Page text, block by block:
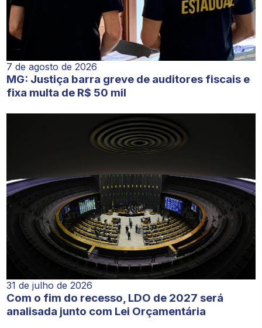
7 de agosto de 2026
MG: Justiça barra greve de auditores fiscais e
fixa multa de R$ 50 mil
31 de julho de 2026
Com o fim do recesso, LDO de 2027 será
analisada junto com Lei Orçamentária